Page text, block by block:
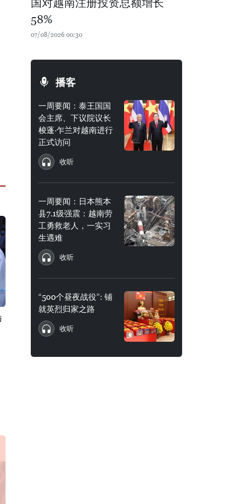
国对越南注册投资总额增长
58%
07/08/2026 00:30
播客
一周要闻：泰王国国
会主席、下议院议长
梭蓬·乍兰对越南进行
正式访问
收听
一周要闻：日本熊本
县7.1级强震：越南劳
工勇救老人，一实习
生遇难
收听
“500个昼夜战役”: 铺
就英烈归家之路
收听